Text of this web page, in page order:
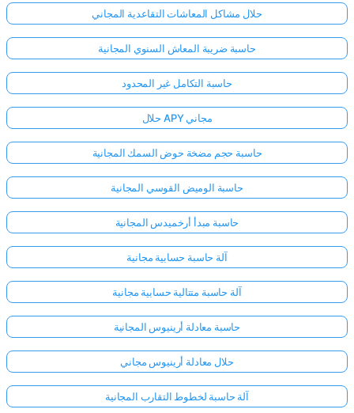
حلال مشاكل المعاشات التقاعدية المجاني
حاسبة ضريبة المعاش السنوي المجانية
حاسبة التكامل غير المحدود
حلال APY مجاني
حاسبة حجم مضخة حوض السمك المجانية
حاسبة الوميض القوسي المجانية
حاسبة مبدأ أرخميدس المجانية
آلة حاسبة حسابية مجانية
آلة حاسبة متتالية حسابية مجانية
حاسبة معادلة أرينيوس المجانية
حلال معادلة أرينيوس مجاني
آلة حاسبة لخطوط التقارب المجانية